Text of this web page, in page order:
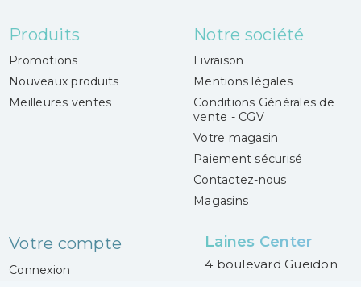
Produits
Promotions
Nouveaux produits
Meilleures ventes
Notre société
Livraison
Mentions légales
Conditions Générales de
vente - CGV
Votre magasin
Paiement sécurisé
Contactez-nous
Magasins
Votre compte
Connexion
Laines Center
4 boulevard Gueidon